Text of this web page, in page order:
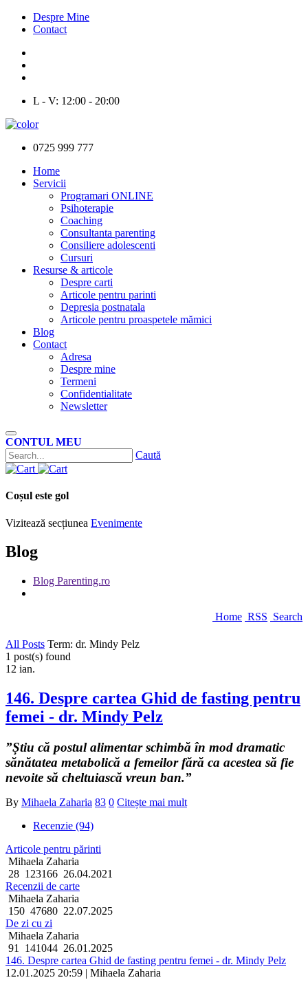
Despre Mine
Contact
L - V: 12:00 - 20:00
0725 999 777
Home
Servicii
Programari ONLINE
Psihoterapie
Coaching
Consultanta parenting
Consiliere adolescenti
Cursuri
Resurse & articole
Despre carti
Articole pentru parinti
Depresia postnatala
Articole pentru proaspetele mămici
Blog
Contact
Adresa
Despre mine
Termeni
Confidentialitate
Newsletter
CONTUL MEU
Caută
Coșul este gol
Vizitează secțiunea Evenimente
Blog
Blog Parenting.ro
Home RSS Search
All Posts Term: dr. Mindy Pelz
1 post(s) found
12 ian.
146. Despre cartea Ghid de fasting pentru
femei - dr. Mindy Pelz
”Știu că postul alimentar schimbă în mod dramatic
sănătatea metabolică a femeilor fără ca acestea să fie
nevoite să cheltuiască vreun ban.”
By Mihaela Zaharia 83 0 Citește mai mult
Recenzie (94)
Articole pentru părinti
Mihaela Zaharia
28 123166 26.04.2021
Recenzii de carte
Mihaela Zaharia
150 47680 22.07.2025
De zi cu zi
Mihaela Zaharia
91
141044 26.01.2025
146. Despre cartea Ghid de fasting pentru femei - dr. Mindy Pelz
12.01.2025 20:59 | Mihaela Zaharia